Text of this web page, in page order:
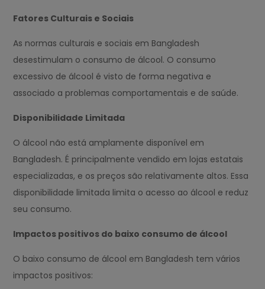
Fatores Culturais e Sociais
As normas culturais e sociais em Bangladesh
desestimulam o consumo de álcool. O consumo
excessivo de álcool é visto de forma negativa e
associado a problemas comportamentais e de saúde.
Disponibilidade Limitada
O álcool não está amplamente disponível em
Bangladesh. É principalmente vendido em lojas estatais
especializadas, e os preços são relativamente altos. Essa
disponibilidade limitada limita o acesso ao álcool e reduz
seu consumo.
Impactos positivos do baixo consumo de álcool
O baixo consumo de álcool em Bangladesh tem vários
impactos positivos: